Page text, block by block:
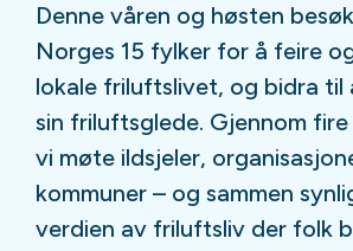
Denne våren og høsten
Norges 15 fylker for å feire
lokale friluftslivet, og bidra til
sin friluftsglede. Gjennom fire
vi møte ildsjeler,
kommuner – og sammen
verdien av friluftsliv der folk